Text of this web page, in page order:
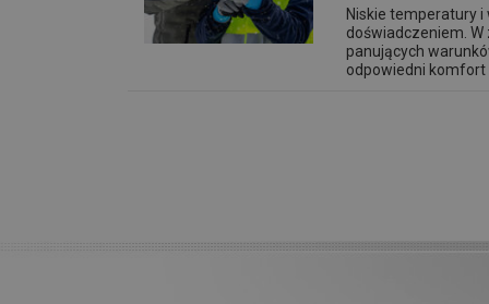
Niskie temperatury
doświadczeniem.
panujących
odpowiedni komfort